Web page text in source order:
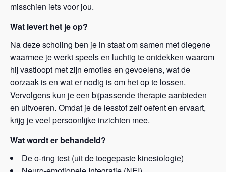
misschien iets voor jou.
Wat levert het je op?
Na deze scholing ben je in staat om samen met diegene
waarmee je werkt speels en luchtig te ontdekken waarom
hij vastloopt met zijn emoties en gevoelens, wat de
oorzaak is en wat er nodig is om het op te lossen.
Vervolgens kun je een bijpassende therapie aanbieden
en uitvoeren. Omdat je de lesstof zelf oefent en ervaart,
krijg je veel persoonlijke inzichten mee.
Wat wordt er behandeld?
De o-ring test (uit de toegepaste kinesiologie)